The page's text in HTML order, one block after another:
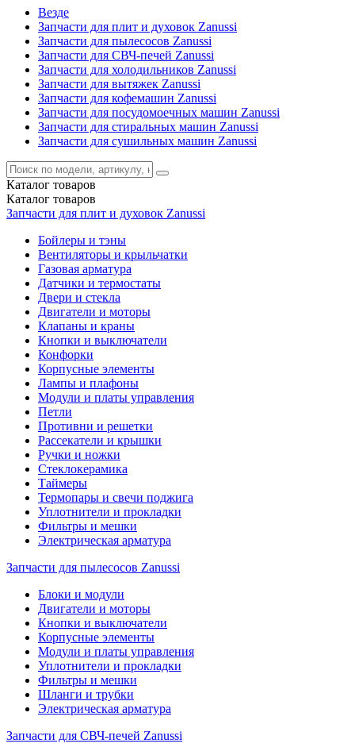
Везде
Запчасти для плит и духовок Zanussi
Запчасти для пылесосов Zanussi
Запчасти для СВЧ-печей Zanussi
Запчасти для холодильников Zanussi
Запчасти для вытяжек Zanussi
Запчасти для кофемашин Zanussi
Запчасти для посудомоечных машин Zanussi
Запчасти для стиральных машин Zanussi
Запчасти для сушильных машин Zanussi
Каталог товаров
Каталог товаров
Запчасти для плит и духовок Zanussi
Бойлеры и тэны
Вентиляторы и крыльчатки
Газовая арматура
Датчики и термостаты
Двери и стекла
Двигатели и моторы
Клапаны и краны
Кнопки и выключатели
Конфорки
Корпусные элементы
Лампы и плафоны
Модули и платы управления
Петли
Противни и решетки
Рассекатели и крышки
Ручки и ножки
Стеклокерамика
Таймеры
Термопары и свечи поджига
Уплотнители и прокладки
Фильтры и мешки
Электрическая арматура
Запчасти для пылесосов Zanussi
Блоки и модули
Двигатели и моторы
Кнопки и выключатели
Корпусные элементы
Модули и платы управления
Уплотнители и прокладки
Фильтры и мешки
Шланги и трубки
Электрическая арматура
Запчасти для СВЧ-печей Zanussi